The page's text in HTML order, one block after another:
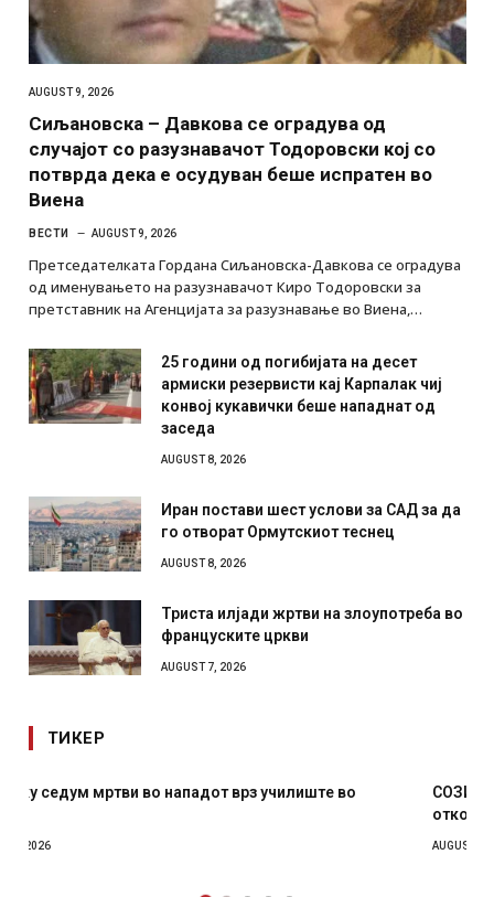
AUGUST 9, 2026
Сиљановска – Давкова се оградува од
случајот со разузнавачот Тодоровски кој со
потврда дека е осудуван беше испратен во
Виена
ВЕСТИ AUGUST 9, 2026
Претседателката Гордана Сиљановска-Давкова се оградува
од именувањето на разузнавачот Киро Тодоровски за
претставник на Агенцијата за разузнавање во Виена,…
25 години од погибијата на десет
армиски резервисти кај Карпалак чиј
конвој кукавички беше нападнат од
заседа
AUGUST 8, 2026
Иран постави шест услови за САД за да
го отворат Ормутскиот теснец
AUGUST 8, 2026
Триста илјади жртви на злоупотреба во
француските цркви
AUGUST 7, 2026
ТИКЕР
СОЗИС: Украинците повеќе им веруваат на генералите
AUGUST 7, 2026